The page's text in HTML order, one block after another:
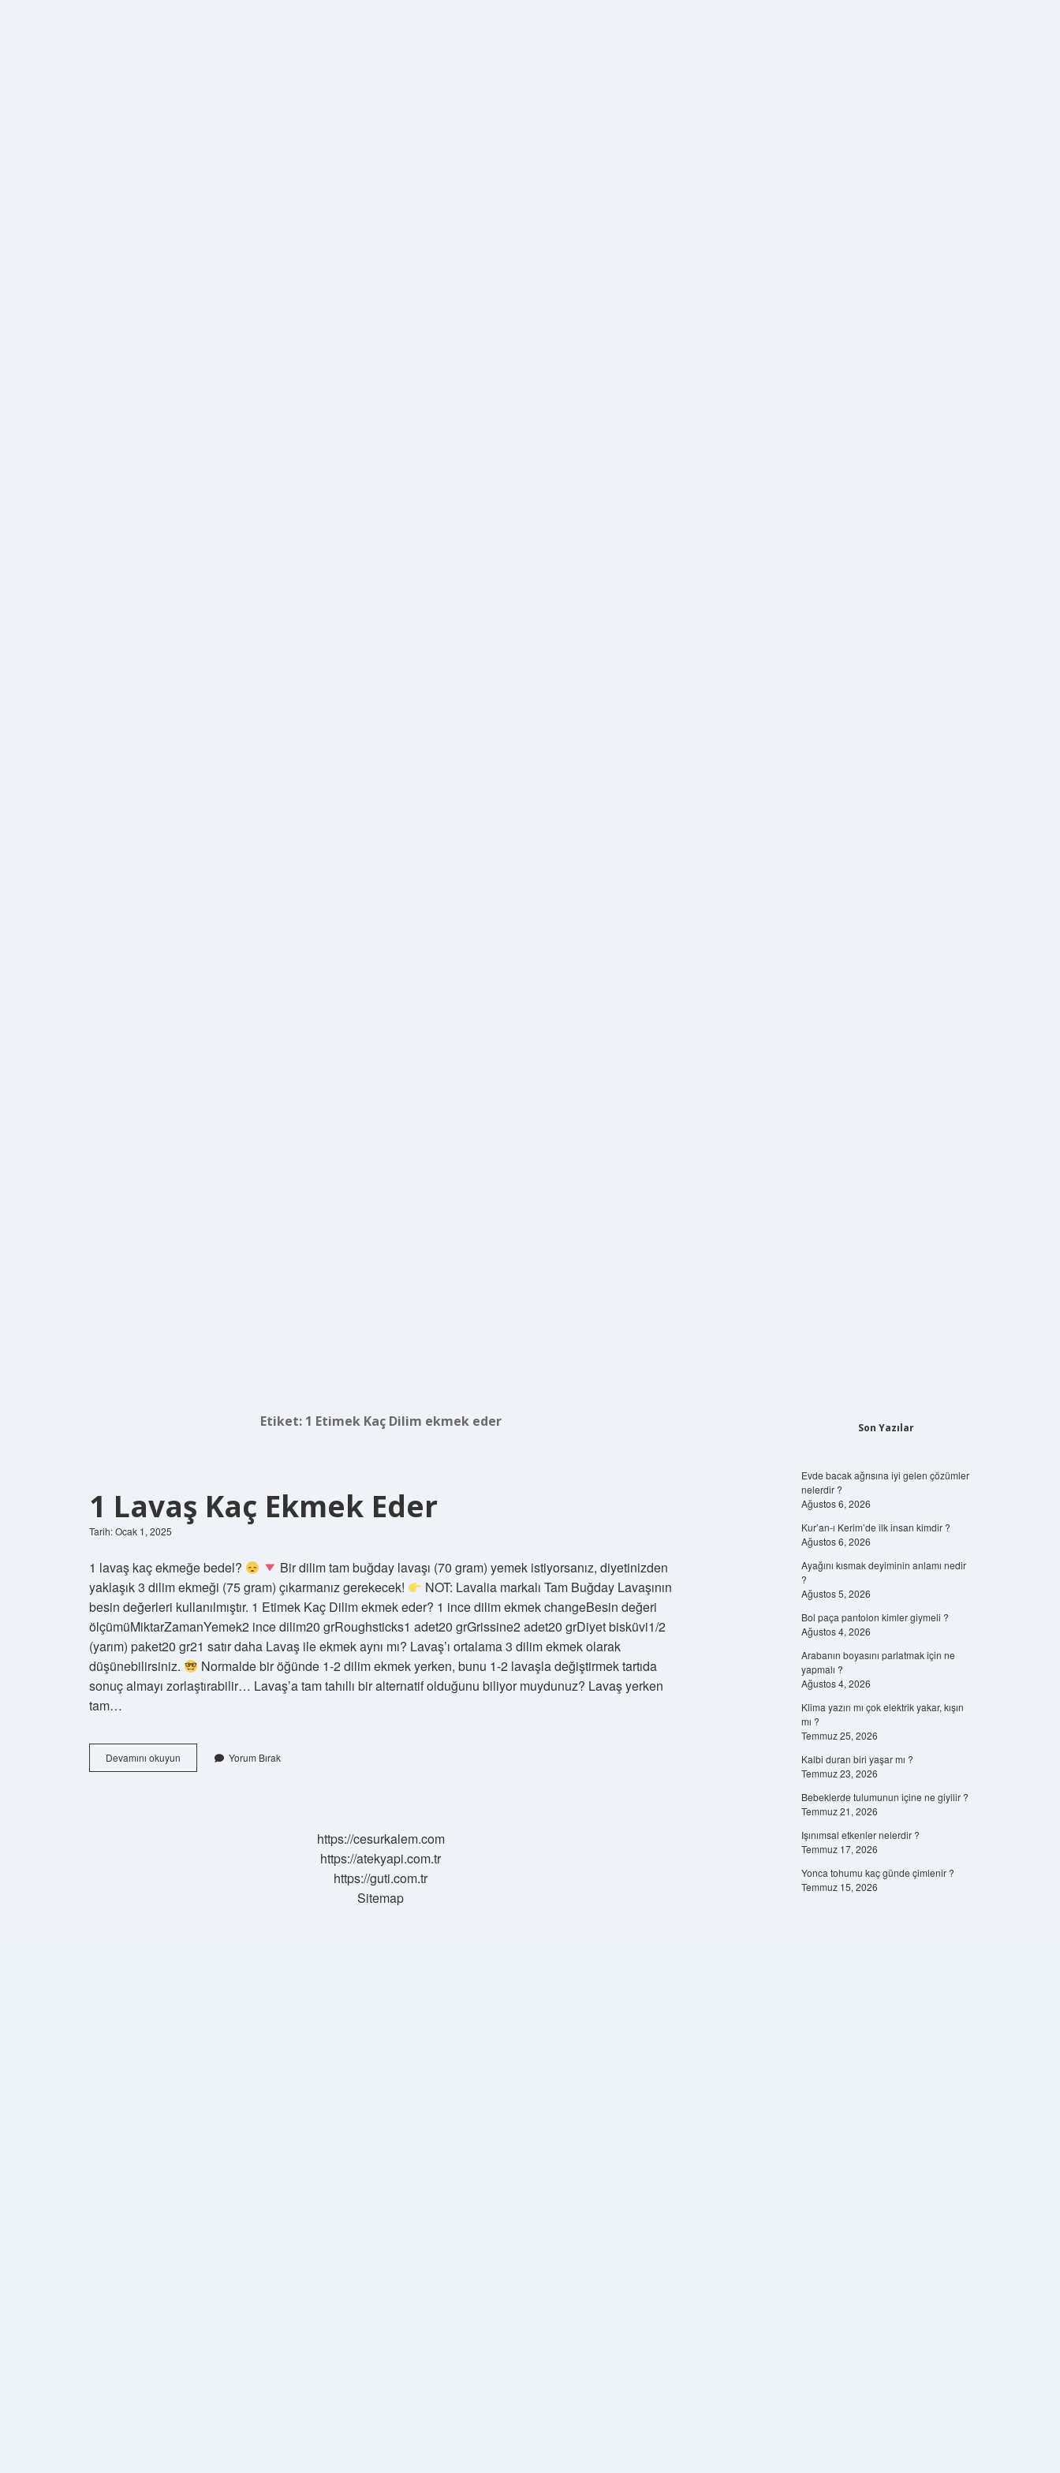
Etiket: 1 Etimek Kaç Dilim ekmek eder
1 Lavaş Kaç Ekmek Eder
Tarih: Ocak 1, 2025
1 lavaş kaç ekmeğe bedel?
Bir dilim tam buğday lavaşı (70 gram) yemek istiyorsanız, diyetinizden
yaklaşık 3 dilim ekmeği (75 gram) çıkarmanız gerekecek!
NOT: Lavalia markalı Tam Buğday Lavaşının
besin değerleri kullanılmıştır. 1 Etimek Kaç Dilim ekmek eder? 1 ince dilim ekmek changeBesin değeri
ölçümüMiktarZamanYemek2 ince dilim20 grRoughsticks1 adet20 grGrissine2 adet20 grDiyet bisküvi1/2
(yarım) paket20 gr21 satır daha Lavaş ile ekmek aynı mı? Lavaş’ı ortalama 3 dilim ekmek olarak
düşünebilirsiniz.
Normalde bir öğünde 1-2 dilim ekmek yerken, bunu 1-2 lavaşla değiştirmek tartıda
sonuç almayı zorlaştırabilir… Lavaş’a tam tahıllı bir alternatif olduğunu biliyor muydunuz? Lavaş yerken
tam…
Devamını okuyun
Lavaş
Yorum Bırak
https://cesurkalem.com
https://atekyapi.com.tr
https://guti.com.tr
Sitemap
Son Yazılar
Evde bacak ağrısına iyi gelen çözümler
nelerdir ?
Ağustos 6, 2026
Kur’an-ı Kerim’de ilk insan kimdir ?
Ağustos 6, 2026
Ayağını kısmak deyiminin anlamı nedir
?
Ağustos 5, 2026
Bol paça pantolon kimler giymeli ?
Ağustos 4, 2026
Arabanın boyasını parlatmak için ne
yapmalı ?
Ağustos 4, 2026
Klima yazın mı çok elektrik yakar, kışın
mı ?
Temmuz 25, 2026
Kalbi duran biri yaşar mı ?
Temmuz 23, 2026
Bebeklerde tulumunun içine ne giyilir ?
Temmuz 21, 2026
Işınımsal etkenler nelerdir ?
Temmuz 17, 2026
Yonca tohumu kaç günde çimlenir ?
Temmuz 15, 2026